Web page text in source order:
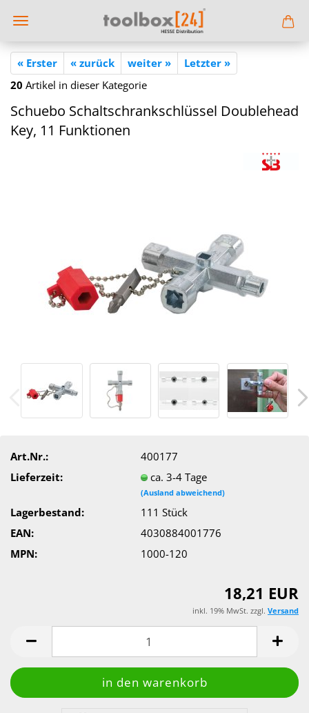
« Erster « zurück weiter »
Letzter »
20 Artikel in dieser Kategorie
Schu­e­bo Schalt­schrank­schlüs­sel Doublehead
Key, 11 Funk­tio­nen
Art.Nr.:
400177
Lieferzeit:
ca. 3-4 Tage
(Ausland abweichend)
Lagerbestand: 111Stück
EAN:
4030884001776
MPN:
1000-120
18,21 EUR
inkl. 19% MwSt. zzgl. Versand